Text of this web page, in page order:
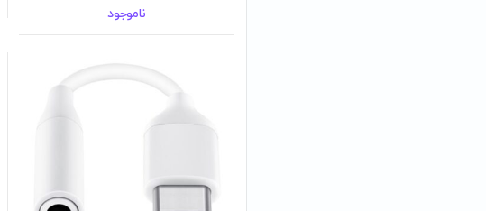
ناموجود